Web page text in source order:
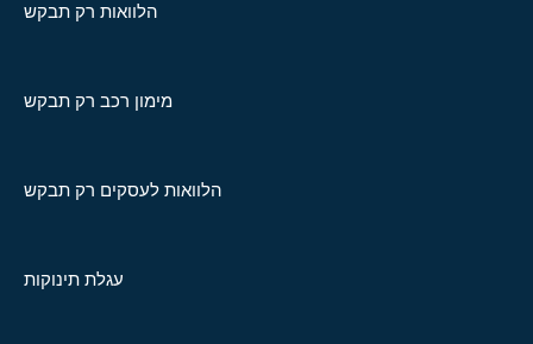
הלוואות רק תבקש
מימון רכב רק תבקש
הלוואות לעסקים רק תבקש
עגלת תינוקות